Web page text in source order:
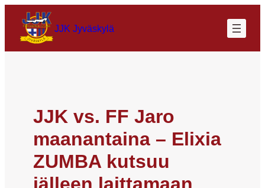
JJK Jyväskylä
JJK vs. FF Jaro
maanantaina – Elixia
ZUMBA kutsuu